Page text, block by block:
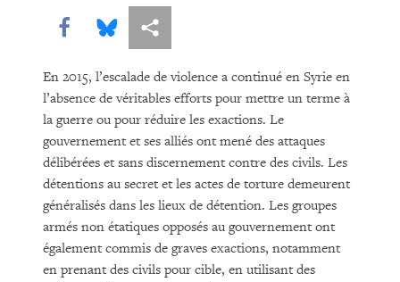
TÉLÉCHARGER
Share this via Facebook
Share this via Bluesky
Share this via Partagez
En 2015, l’escalade de violence a continué en Syrie en
l’absence de véritables efforts pour mettre un terme à
la guerre ou pour réduire les exactions. Le
gouvernement et ses alliés ont mené des attaques
délibérées et sans discernement contre des civils. Les
détentions au secret et les actes de torture demeurent
généralisés dans les lieux de détention. Les groupes
armés non étatiques opposés au gouvernement ont
également commis de graves exactions, notamment
en prenant des civils pour cible, en utilisant des